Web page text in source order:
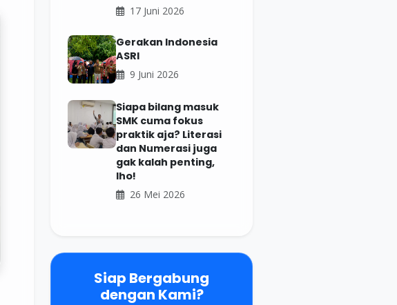
17 Juni 2026
Gerakan Indonesia
ASRI
9 Juni 2026
Siapa bilang masuk
SMK cuma fokus
praktik aja? Literasi
dan Numerasi juga
gak kalah penting,
lho!
26 Mei 2026
Siap Bergabung
dengan Kami?